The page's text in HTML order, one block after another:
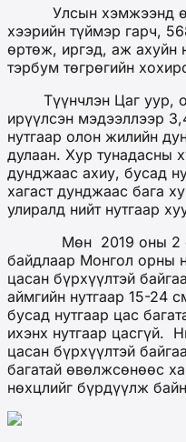
Улсын хэмжээнд
хээрийн түймэр гарч,
өртөж, иргэд, аж ахуйн
тэрбум төгрөгийн
Түүнчлэн Цаг уур,
ирүүлсэн мэдээллээр
нутгаар олон жилийн
дулаан. Хур тунадасны
дунджаас ахиу, бусад
хагаст дунджаас бага
улиралд нийт нутгаар
Мөн 2019 оны 2
байдлаар Монгол орны
цасан бүрхүүлтэй
аймгийн нутгаар 15-24
бусад нутгаар цас
ихэнх нутгаар цасгүй.
цасан бүрхүүлтэй
багатай өвөлжсөнөөс
нөхцлийг бүрдүүлж